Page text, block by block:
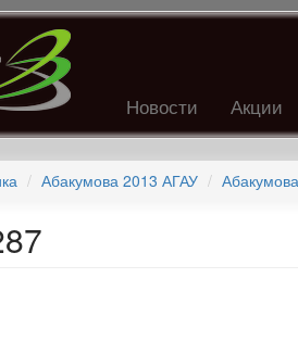
Новости Акции
Абакумова 2013 АГАУ